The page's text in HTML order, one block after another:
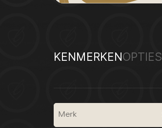
KENMERKENOPTIES
Merk